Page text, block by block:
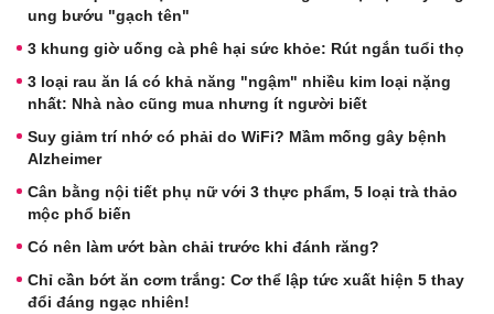
ung bướu "gạch tên"
3 khung giờ uống cà phê hại sức khỏe: Rút ngắn tuổi thọ
3 loại rau ăn lá có khả năng "ngậm" nhiều kim loại nặng
nhất: Nhà nào cũng mua nhưng ít người biết
Suy giảm trí nhớ có phải do WiFi? Mầm mống gây bệnh
Alzheimer
Cân bằng nội tiết phụ nữ với 3 thực phẩm, 5 loại trà thảo
mộc phổ biến
Có nên làm ướt bàn chải trước khi đánh răng?
Chỉ cần bớt ăn cơm trắng: Cơ thể lập tức xuất hiện 5 thay
đổi đáng ngạc nhiên!